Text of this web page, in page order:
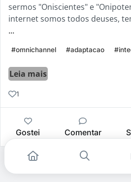
sermos "Oniscientes" e
internet somos todos deuses,
...
#omnichannel #adaptacao
Leia mais
1
Gostei Comentar